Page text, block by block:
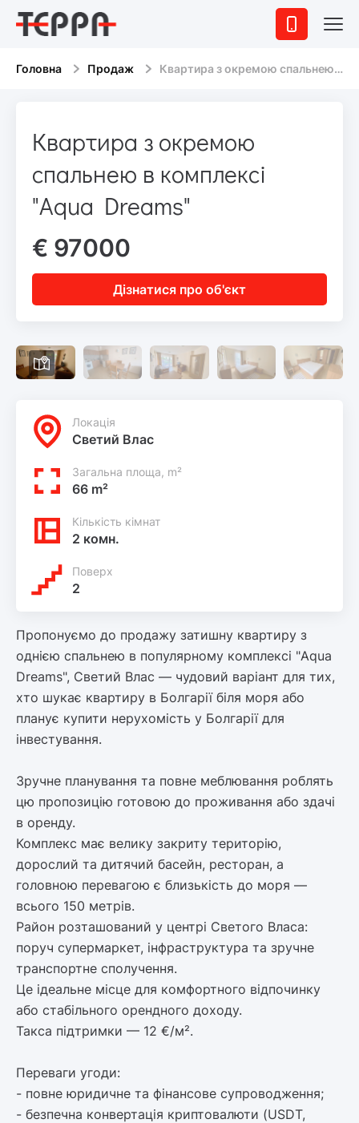
Головна Продаж Квартира з окремою спальнею в комплексі "Aqua Dreams"
Квартира з окремою
спальнею в комплексі
"Aqua Dreams"
€ 97000
Дізнатися про об'єкт
Локацiя
Светий Влас
Загальна площа, m²
66 m²
Кількість кімнат
2 комн.
Поверх
2
Пропонуємо до продажу затишну квартиру з
однією спальнею в популярному комплексі "Aqua
Dreams", Светий Влас — чудовий варіант для тих,
хто шукає квартиру в Болгарії біля моря або
планує купити нерухомість у Болгарії для
інвестування.
Зручне планування та повне меблювання роблять
цю пропозицію готовою до проживання або здачі
в оренду.
Комплекс має велику закриту територію,
дорослий та дитячий басейн, ресторан, а
головною перевагою є близькість до моря —
всього 150 метрів.
Район розташований у центрі Светого Власа:
поруч супермаркет, інфраструктура та зручне
транспортне сполучення.
Це ідеальне місце для комфортного відпочинку
або стабільного орендного доходу.
Такса підтримки — 12 €/м².
Переваги угоди:
- повне юридичне та фінансове супроводження;
- безпечна конвертація криптовалюти (USDT,